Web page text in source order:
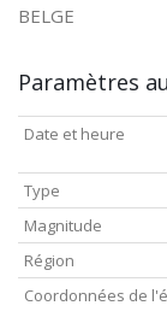
BELGE
Paramètres
Date et heure
Type
Magnitude
Région
Coordonnées de